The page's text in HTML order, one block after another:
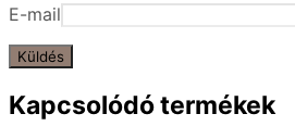
E-mail
Kapcsolódó termékek